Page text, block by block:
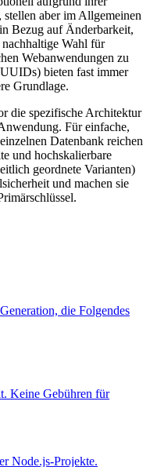
stellen aber im Allgemeinen
Bezug auf Änderbarkeit,
Wahl für
Webanwendungen zu
bieten fast immer
Grundlage.
die spezifische Architektur
Für einfache,
Datenbank reichen
und hochskalierbare
geordnete Varianten)
und machen sie
die Folgendes
Keine Gebühren für
Node.js-Projekte.